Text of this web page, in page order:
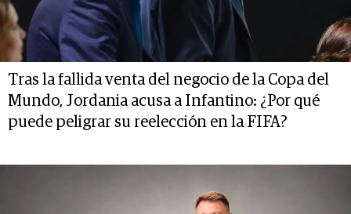
Tras la fallida venta del negocio de la Copa del
Mundo, Jordania acusa a Infantino: ¿Por qué
puede peligrar su reelección en la FIFA?